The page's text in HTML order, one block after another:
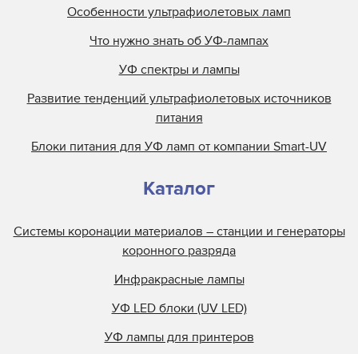
Особенности ультрафиолетовых ламп
Что нужно знать об УФ-лампах
УФ спектры и лампы
Развитие тенденций ультрафиолетовых источников
питания
Блоки питания для УФ ламп от компании Smart-UV
Каталог
Системы коронации материалов – станции и генераторы
коронного разряда
Инфракрасные лампы
УФ LED блоки (UV LED)
УФ лампы для принтеров